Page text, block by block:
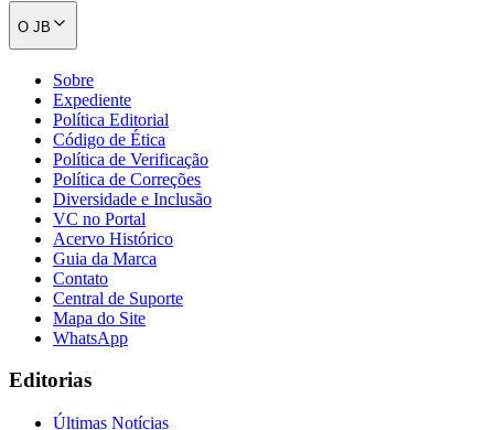
O JB
Sobre
Expediente
Política Editorial
Código de Ética
Política de Verificação
Política de Correções
Diversidade e Inclusão
VC no Portal
Acervo Histórico
Guia da Marca
Contato
Central de Suporte
Mapa do Site
WhatsApp
Editorias
Últimas Notícias